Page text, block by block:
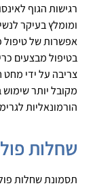
רגישות הגוף
ומומלץ בעיקר
אפשרות של טיפול
בטיפול מבצעים
צריבה על ידי מחט
מקובל יותר שימוש
הורמונאליות
שחלות
תסמונת שחלות